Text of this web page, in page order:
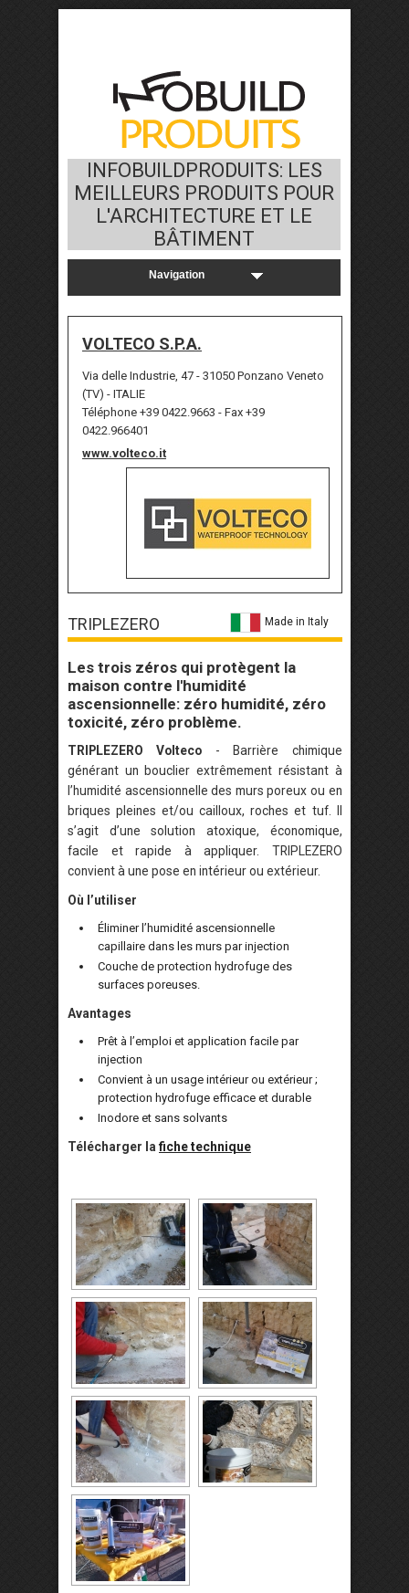
INFOBUILDPRODUITS: LES
MEILLEURS PRODUITS POUR
L'ARCHITECTURE ET LE
BÂTIMENT
VOLTECO S.P.A.
Via delle Industrie, 47 - 31050 Ponzano Veneto
(TV) - ITALIE
Téléphone +39 0422.9663 - Fax +39
0422.966401
www.volteco.it
TRIPLEZERO Made in Italy
Les trois zéros qui protègent la
maison contre l'humidité
ascensionnelle: zéro humidité, zéro
toxicité, zéro problème.
TRIPLEZERO Volteco - Barrière chimique
générant un bouclier extrêmement résistant à
l’humidité ascensionnelle des murs poreux ou en
briques pleines et/ou cailloux, roches et tuf. Il
s’agit d’une solution atoxique, économique,
facile et rapide à appliquer. TRIPLEZERO
convient à une pose en intérieur ou extérieur.
Où l’utiliser
Éliminer l’humidité ascensionnelle
capillaire dans les murs par injection
Couche de protection hydrofuge des
surfaces poreuses.
Avantages
Prêt à l’emploi et application facile par
injection
Convient à un usage intérieur ou extérieur ;
protection hydrofuge efficace et durable
Inodore et sans solvants
Télécharger la fiche technique